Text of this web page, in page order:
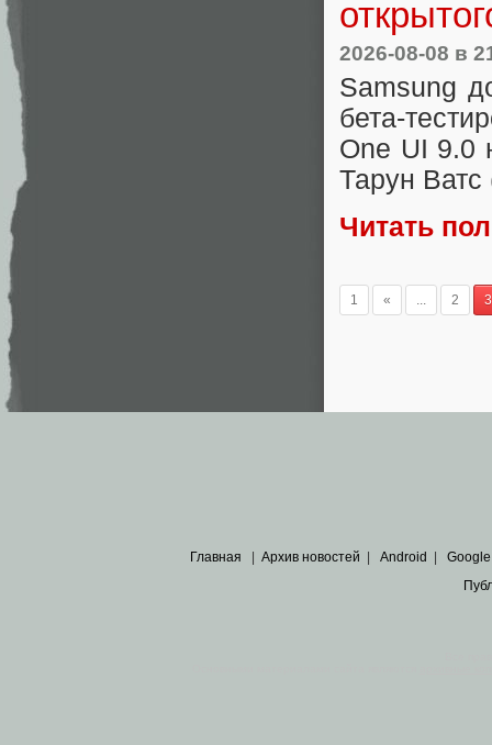
2026-08-08 в
Samsung
бета-
One UI 9.0
Тарун Ватс
Читать
1 « ... 2 3
Главная Архив новостей Android Google